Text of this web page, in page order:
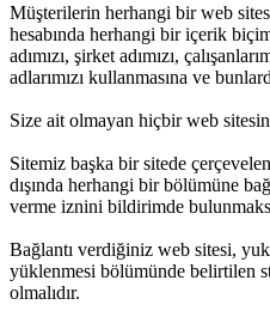
Müşterilerin herhangi bir web
hesabında herhangi bir içerik
adımızı, şirket adımızı,
adlarımızı kullanmasına ve
Size ait olmayan hiçbir web
Sitemiz başka bir sitede
dışında herhangi bir bölümüne
verme iznini bildirimde
Bağlantı verdiğiniz web sitesi,
yüklenmesi bölümünde belirtilen
olmalıdır.